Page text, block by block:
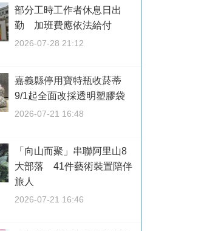
部分工時工作者休息日出
勤 加班費應依法給付
2026-07-28 21:12
嘉義縣停用寶特瓶收菸蒂
9/1起全面改採透明塑膠袋
2026-07-21 16:48
「向山而聚」串聯阿里山8
大部落 41件藝術裝置陪伴
旅人
2026-07-21 16:46